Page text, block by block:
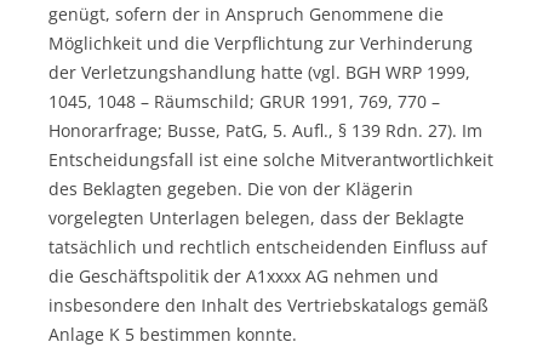
genügt, sofern der in Anspruch Genommene die
Möglichkeit und die Verpflichtung zur Verhinderung
der Verletzungshandlung hatte (vgl. BGH WRP 1999,
1045, 1048 – Räumschild; GRUR 1991, 769, 770 –
Honorarfrage; Busse, PatG, 5. Aufl., § 139 Rdn. 27). Im
Entscheidungsfall ist eine solche Mitverantwortlichkeit
des Beklagten gegeben. Die von der Klägerin
vorgelegten Unterlagen belegen, dass der Beklagte
tatsächlich und rechtlich entscheidenden Einfluss auf
die Geschäftspolitik der A1xxxx AG nehmen und
insbesondere den Inhalt des Vertriebskatalogs gemäß
Anlage K 5 bestimmen konnte.